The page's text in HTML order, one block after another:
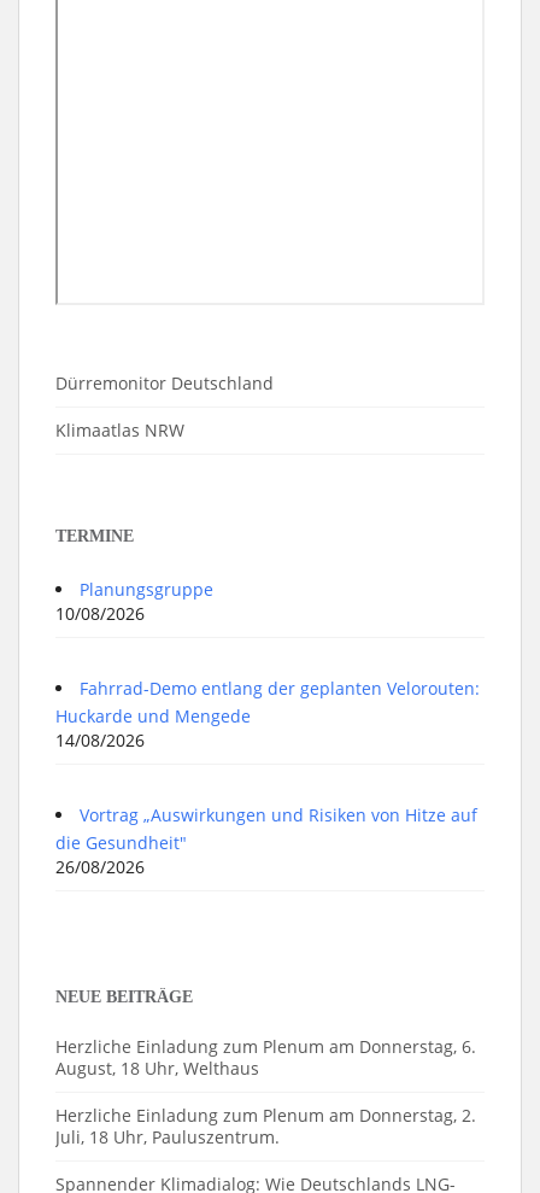
Dürremonitor Deutschland
Klimaatlas NRW
TERMINE
Planungsgruppe
10/08/2026
Fahrrad-Demo entlang der geplanten Velorouten:
Huckarde und Mengede
14/08/2026
Vortrag „Auswirkungen und Risiken von Hitze auf
die Gesundheit"
26/08/2026
NEUE BEITRÄGE
Herzliche Einladung zum Plenum am Donnerstag, 6.
August, 18 Uhr, Welthaus
Herzliche Einladung zum Plenum am Donnerstag, 2.
Juli, 18 Uhr, Pauluszentrum.
Spannender Klimadialog: Wie Deutschlands LNG-